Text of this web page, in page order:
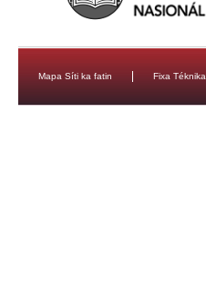
Mapa Síti ka fatin Fixa Téknika